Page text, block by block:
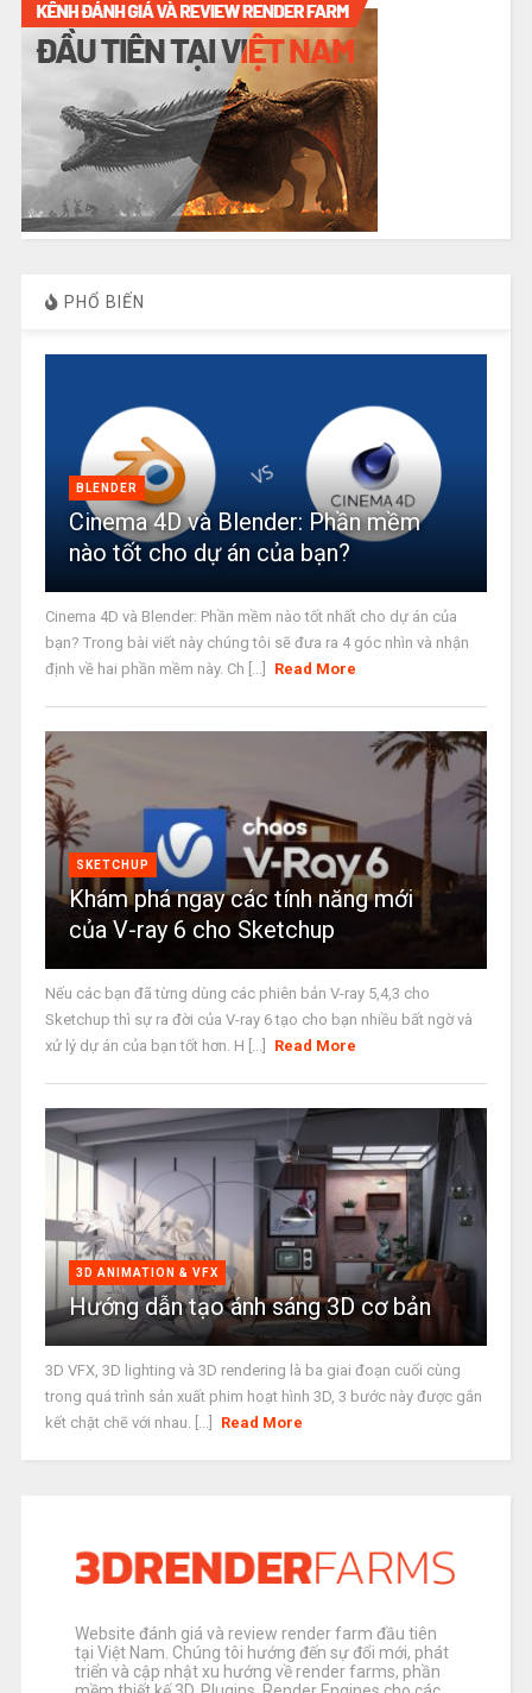
PHỔ BIẾN
BLENDER
Cinema 4D và Blender: Phần mềm
nào tốt cho dự án của bạn?
Cinema 4D và Blender: Phần mềm nào tốt nhất cho dự án của
bạn? Trong bài viết này chúng tôi sẽ đưa ra 4 góc nhìn và nhận
định về hai phần mềm này. Ch [...]
Read More
SKETCHUP
Khám phá ngay các tính năng mới
của V-ray 6 cho Sketchup
Nếu các bạn đã từng dùng các phiên bản V-ray 5,4,3 cho
Sketchup thì sự ra đời của V-ray 6 tạo cho bạn nhiều bất ngờ và
xử lý dự án của bạn tốt hơn. H [...]
Read More
3D ANIMATION & VFX
Hướng dẫn tạo ánh sáng 3D cơ bản
3D VFX, 3D lighting và 3D rendering là ba giai đoạn cuối cùng
trong quá trình sản xuất phim hoạt hình 3D, 3 bước này được gắn
kết chặt chẽ với nhau. [...]
Read More
Website đánh giá và review render farm đầu tiên
tại Việt Nam. Chúng tôi hướng đến sự đổi mới, phát
triển và cập nhật xu hướng về render farms, phần